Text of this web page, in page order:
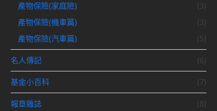
產物保險(家庭險)
(3)
產物保險(機車篇)
(3)
產物保險(汽車篇)
(5)
名人傳記 (6)
基金小百科 (7)
報章雜誌 (8)